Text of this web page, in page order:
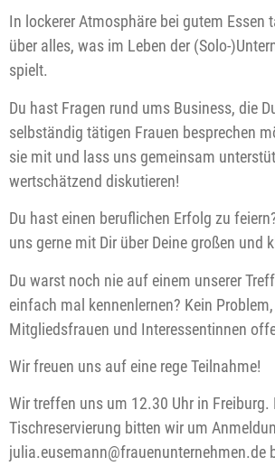
In lockerer Atmosphäre bei gutem Essen
über alles, was im Leben der (Solo-
spielt.
Du hast Fragen rund ums Business, die
selbständig tätigen Frauen besprechen
sie mit und lass uns gemeinsam
wertschätzend diskutieren!
Du hast einen beruflichen Erfolg zu
uns gerne mit Dir über Deine großen und
Du warst noch nie auf einem unserer
einfach mal kennenlernen? Kein
Mitgliedsfrauen und Interessentinnen
Wir freuen uns auf eine rege Teilnahme!
Wir treffen uns um 12.30 Uhr in Freiburg.
Tischreservierung bitten wir um
julia.eusemann@frauenunternehmen.de